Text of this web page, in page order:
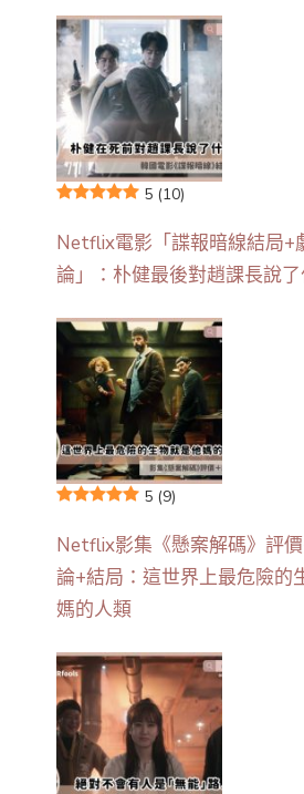
5 (10)
Netflix電影「諜報暗線結局+
論」：朴健最後對趙課長說了
5 (9)
Netflix影集《懸案解碼》評
論+結局：這世界上最危險的
媽的人類